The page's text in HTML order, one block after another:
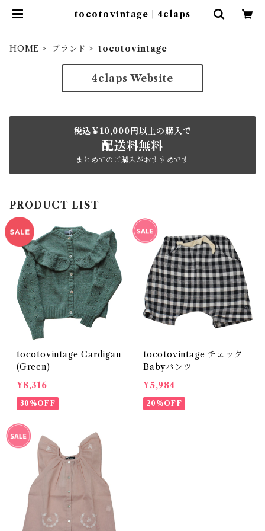
tocotovintage | 4claps
HOME ブランド tocotovintage
4claps Website
税込￥10,000円以上の購入で
配送料無料
まとめてのご購入がおすすめです
PRODUCT LIST
tocotovintage Cardigan
(Green)
¥8,316
30%OFF
tocotovintage チェック
Babyパンツ
¥5,984
20%OFF